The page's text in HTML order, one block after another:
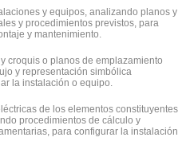
y equipos, analizando planos y
y procedimientos previstos, para
y mantenimiento.
croquis o planos de emplazamiento
y representación simbólica
la instalación o equipo.
de los elementos constituyentes
procedimientos de cálculo y
para configurar la instalación